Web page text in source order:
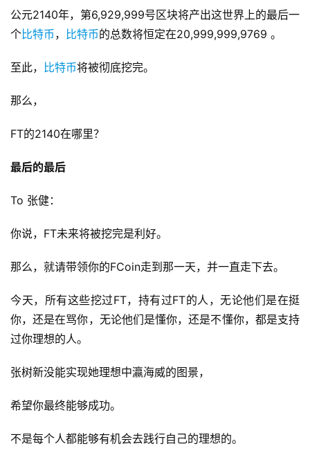
公元2140年，第6,929,999号区块将产出这世界上的最后一
个比特币， 比特币的总数将恒定在20,999,999,9769 。
至此， 比特币将被彻底挖完。
那么，
FT的2140在哪里？
最后的最后
To 张健：
你说，FT未来将被挖完是利好。
那么，就请带领你的FCoin走到那一天，并一直走下去。
今天，所有这些挖过FT，持有过FT的人，无论他们是在挺
你，还是在骂你，无论他们是懂你，还是不懂你，都是支持
过你理想的人。
张树新没能实现她理想中瀛海威的图景，
希望你最终能够成功。
不是每个人都能够有机会去践行自己的理想的。